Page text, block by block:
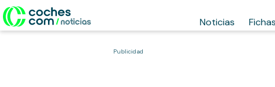
Noticias Fichas
Publicidad